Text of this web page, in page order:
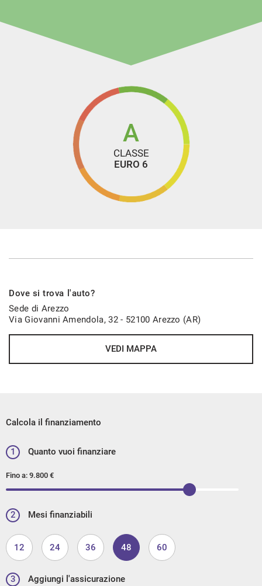
A
CLASSE
EURO 6
Dove si trova l'auto?
Sede di Arezzo
Via Giovanni Amendola, 32 - 52100 Arezzo (AR)
VEDI MAPPA
Calcola il finanziamento
1 Quanto vuoi finanziare
Fino a: 9.800 €
2 Mesi finanziabili
12 24 36 48 60
3
Aggiungi l'assicurazione